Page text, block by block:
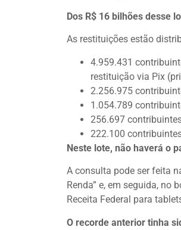
Dos R$ 16 bilhões desse
As restituições estão
4.959.431
restituição via Pix
2.256.975
1.054.789
256.697
222.100
Neste lote, não haverá o
A consulta pode ser feita
Renda” e, em seguida, no
Receita Federal para
O recorde anterior tinha